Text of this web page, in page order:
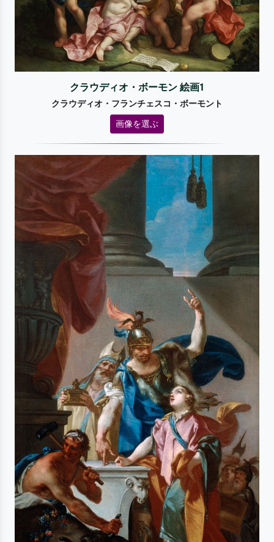
クラウディオ・ボーモン 絵画1
クラウディオ・フランチェスコ・ボーモント
画像を選ぶ